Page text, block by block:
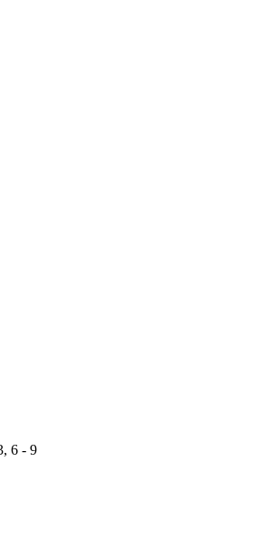
6 - 9